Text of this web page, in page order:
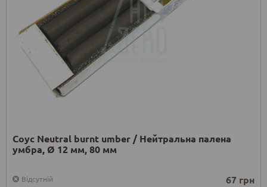
Соус Neutral burnt umber / Нейтральна палена
умбра, Ø 12 мм, 80 мм
Відсутній 67 грн